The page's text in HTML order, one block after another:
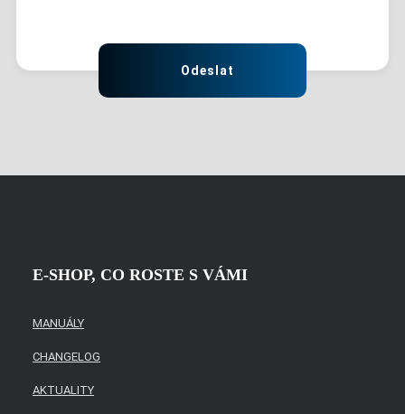
Odeslat
nepodařilo
E-SHOP, CO ROSTE S VÁMI
MANUÁLY
CHANGELOG
AKTUALITY